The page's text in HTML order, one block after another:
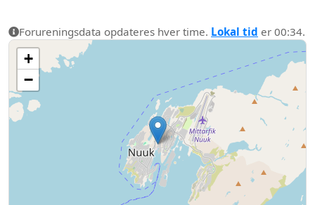
Forureningsdata opdateres hver time. Lokal tid er 00:34.
+
−